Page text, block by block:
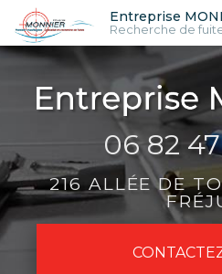
Aller
au
contenu
principal
Entreprise
Recherche de
06 82
216 ALLÉE DE